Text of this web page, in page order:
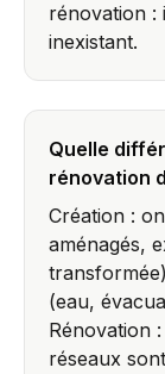
rénovation :
inexistant.
Quelle
rénovation
Création :
aménagés,
(eau,
Rénovation
réseaux